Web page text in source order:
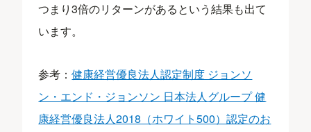
つまり3倍のリターンがあるという結果も出て
います。
参考：健康経営優良法人認定制度 ジョンソ
ン・エンド・ジョンソン 日本法人グループ 健
康経営優良法人2018（ホワイト500）認定のお